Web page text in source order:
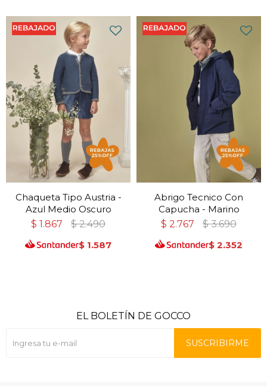
Chaqueta Tipo Austria -
Azul Medio Oscuro
$ 1.867 $ 2.490
$ 1.587
Abrigo Tecnico Con
Capucha - Marino
$ 2.767 $ 3.690
$ 2.352
EL BOLETÍN DE GOCCO
SUSCRIBIRME